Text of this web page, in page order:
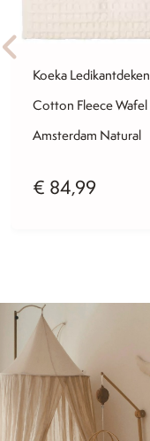
Koeka Ledikantdeken
Cotton Fleece Wafel
Amsterdam Natural
€ 84,99